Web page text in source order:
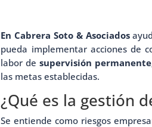
En Cabrera Soto & Asociados
pueda implementar acciones de
labor desupervisión permanente
las metas establecidas.
¿Qué es la gestión
Se entiende como riesgos